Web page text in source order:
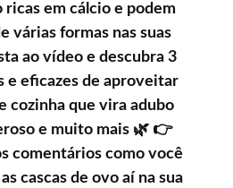
ricas em cálcio e podem
várias formas nas suas
ao vídeo e descubra 3
e eficazes de aproveitar
cozinha que vira adubo
e muito mais 🌿 👉
comentários como você
cascas de ovo aí na sua